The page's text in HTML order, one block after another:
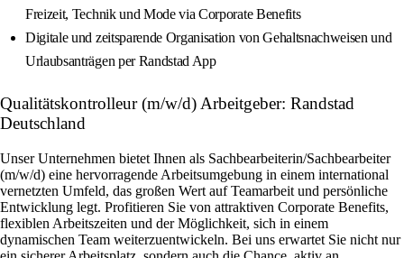
Freizeit, Technik und Mode via Corporate Benefits
Digitale und zeitsparende Organisation von Gehaltsnachweisen und
Urlaubsanträgen per Randstad App
Qualitätskontrolleur (m/w/d) Arbeitgeber: Randstad
Deutschland
Unser Unternehmen bietet Ihnen als Sachbearbeiterin/Sachbearbeiter
(m/w/d) eine hervorragende Arbeitsumgebung in einem international
vernetzten Umfeld, das großen Wert auf Teamarbeit und persönliche
Entwicklung legt. Profitieren Sie von attraktiven Corporate Benefits,
flexiblen Arbeitszeiten und der Möglichkeit, sich in einem
dynamischen Team weiterzuentwickeln. Bei uns erwartet Sie nicht nur